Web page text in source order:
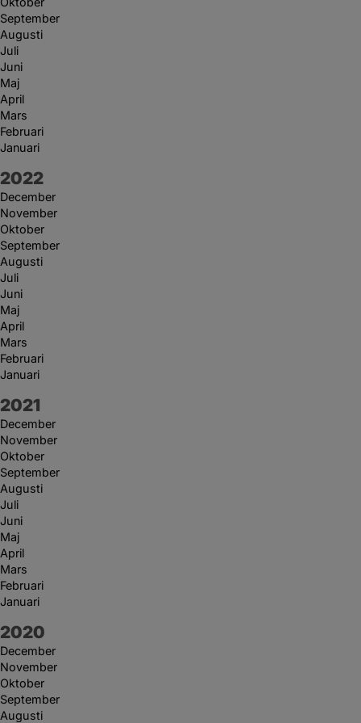
September
Augusti
Juli
Juni
Maj
April
Mars
Februari
Januari
År:
2022
December
November
Oktober
September
Augusti
Juli
Juni
Maj
April
Mars
Februari
Januari
År:
2021
December
November
Oktober
September
Augusti
Juli
Juni
Maj
April
Mars
Februari
Januari
År:
2020
December
November
Oktober
September
Augusti